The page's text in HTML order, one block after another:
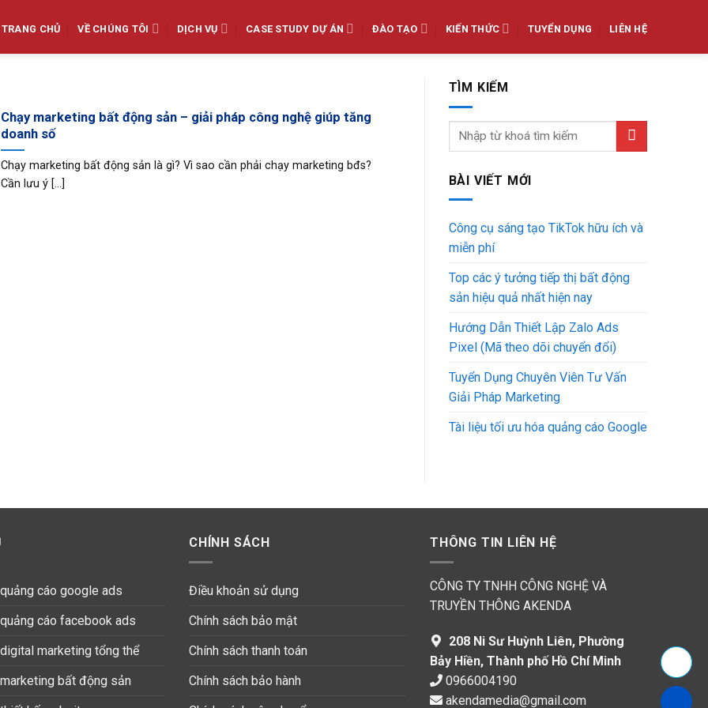
TRANG CHỦ VỀ CHÚNG TÔI DỊCH VỤ CASE STUDY DỰ ÁN ĐÀO TẠO KIẾN THỨC TUYỂN DỤNG LIÊN HỆ
Chạy marketing bất động sản – giải pháp công nghệ giúp tăng
doanh số
Chạy marketing bất động sản là gì? Vì sao cần phải chạy marketing bđs?
Cần lưu ý [...]
TÌM KIẾM
BÀI VIẾT MỚI
Công cụ sáng tạo TikTok hữu ích và
miễn phí
Top các ý tưởng tiếp thị bất động
sản hiệu quả nhất hiện nay
Hướng Dẫn Thiết Lập Zalo Ads
Pixel (Mã theo dõi chuyển đổi)
Tuyển Dụng Chuyên Viên Tư Vấn
Giải Pháp Marketing
Tài liệu tối ưu hóa quảng cáo Google
cáo google ads
cáo facebook ads
marketing tổng thể
bất động sản
CHÍNH SÁCH
Điều khoản sử dụng
Chính sách bảo mật
Chính sách thanh toán
Chính sách bảo hành
THÔNG TIN LIÊN HỆ
CÔNG TY TNHH CÔNG NGHỆ VÀ
TRUYỀN THÔNG AKENDA
208 Ni Sư Huỳnh Liên, Phường
Bảy Hiền, Thành phố Hồ Chí Minh
0966004190
akendamedia@gmail.com